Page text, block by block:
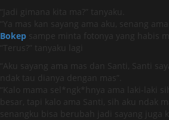
“Jadi gimana kita ma?” tanyaku.
“Ya mas kan sayang ama aku, senang
Bokep sampe minta fotonya yang habis
“Terus?” tanyaku lagi
“Aku sayang ama mas dan Santi, Santi
ndak tau dianya dengan mas”.
“Kalo mama sel*ngk*hnya ama laki-laki
besar, tapi kalo ama Santi, sih aku ndak
senangku bisa berubah jadi sayang juga